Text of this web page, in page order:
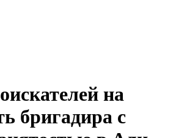
на
бригадира с